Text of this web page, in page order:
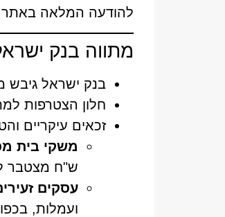
להודעה המלאה באתר
מתווה בנק ישראל
בנק ישראל גיבש
חלון הצטרפות
זכאים עיקריים
משקי בית
ש"ח מצטבר ל-3 חודשים ללא ריבית
עסקים
ועמלות,